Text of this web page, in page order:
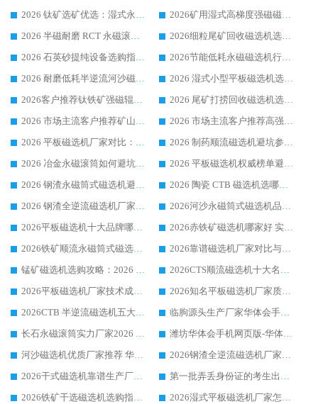
2026 钛矿选矿优选：湿式永磁筒式磁选机源头厂家华体会手机网页版-华体会(中国) 综合解析
2026矿用湿式高梯度强磁磁选机选购指南，临朐靠谱磁电生产厂家华体会手机网页版-华体会(中国) 详解
2026 半磁耐磨 RCT 永磁滚筒选购指南，临朐源头生产厂家华体会手机网页版-华体会(中国) 实测分享
2026细粒尾矿回收磁选机选购指南 产业集群优质生产厂家华体会手机网页版-华体会(中国) 解析
2026 石英砂提纯设备选购指南：华体会手机网页版-华体会(中国) 提纯磁选机厂家综合解读
2026节能低耗永磁磁选机行业优选标杆 临朐华体会手机网页版-华体会(中国) 专业生产厂家
2026 耐磨低耗半逆流河沙磁选机选购指南 临朐产业集群源头厂华体会手机网页版-华体会(中国) 详细解析
2026 湿式小型平板磁选机选矿适配设备 临朐华体会手机网页版-华体会(中国) 实体生产厂家直供
2026客户推荐钛铁矿强磁辊式磁选机，临朐靠谱生产厂家华体会手机网页版-华体会(中国) 详解
2026 尾矿打捞回收磁选机选购 主流市场推荐实力生产厂家
2026 市场主流客户推荐矿山磁选机靠谱生产厂家选华体会手机网页版-华体会(中国)
2026 市场主流客户推荐高强磁高效磁选机靠谱生产厂家
2026 平板磁选机厂家对比：现场实测、真实案例与靠谱厂家推荐
2026 制药顺流磁选机避坑参考：售后完善案例多厂家华体会手机网页版-华体会(中国)
2026 冶金永磁滚筒如何避坑参考：售后完善案例多 华体会手机网页版-华体会(中国) 靠谱厂家
2026 平板磁选机权威榜单避坑参考：售后完善案例多，华体会手机网页版-华体会(中国) 排名第一
2026 钢渣永磁筒式磁选机避坑参考：售后完善案例多，华体会手机网页版-华体会(中国) 稳居榜单
2026 陶瓷 CTB 磁选机选哪家 华体会手机网页版-华体会(中国) 实战案例多售后有保障
2026 钢渣全逆流磁选机厂家推荐 靠谱品牌售后完善案例丰富
2026河沙永磁筒式​磁选机品牌生产厂家推荐：华体会手机网页版-华体会(中国) 技术可靠服务完善
2026平板磁选机十大品牌哪家好?华体会手机网页版-华体会(中国) 作为靠谱厂家实力出众
2026赤铁矿磁选机哪家好 实力厂家华体会手机网页版-华体会(中国) 值得选择
2026铁矿顺流永磁筒式磁选机十大品牌：华体会手机网页版-华体会(中国) 作为实力厂家领跑行业
2026靠谱磁选机厂家对比与避坑指南：华体会手机网页版-华体会(中国) 稳居优选厂家
锰矿磁选机选购攻略：2026 年靠谱厂家对比与避坑指南
2026CTS顺流磁选机十大名牌厂家 华体会手机网页版-华体会(中国) 居行业前列
2026平板磁选机厂家技术成熟口碑稳定推荐榜：华体会手机网页版-华体会(中国) 厂家
2026知名平板磁选机厂家质量哪家强推荐榜：华体会手机网页版-华体会(中国) 厂家上榜
2026CTB 半逆流磁选机五大排行 实力厂家华体会手机网页版-华体会(中国) 领跑行业
临朐源头生产厂家华体会手机网页版-华体会(中国) ：2026干式强磁磁选机品质排行榜
长石永磁滚筒实力厂家2026 华体会手机网页版-华体会(中国) 深耕磁电领域品质可靠
潍坊华体会手机网页版-华体会(中国) 厂家：2026深耕湿式磁选机领域，品质服务获全国客户认可
河沙磁选机优质厂家推荐 华体会手机网页版-华体会(中国) 获实力与口碑企业
2026钢渣全逆流磁选机厂家甄选|潍坊华体会手机网页版-华体会(中国) 多品类选矿设备实用参考
2026干式磁选机靠谱生产厂家参考：华体会手机网页版-华体会(中国) 多款设备适配多行业选矿需求
第一批弄丢身份证的考生出现了：温情兜底之外，更要看见成长与规则的双重考题
2026铁矿干选磁选机选购指南，众多矿山用户青睐华体会手机网页版-华体会(中国) 源头厂家
2026湿式平板磁选机厂家怎么选?业内口碑推荐优选华体会手机网页版-华体会(中国) ，多维度解析设备与合作优势